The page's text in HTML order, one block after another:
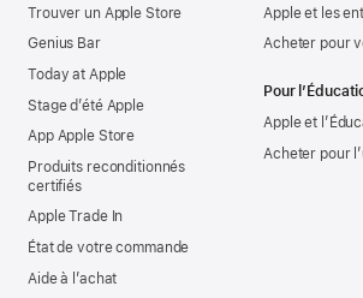
Trouver un Apple Store
Genius Bar
Today at Apple
Stage d’été Apple
App Apple Store
Produits reconditionnés
certifiés
Apple Trade In
État de votre commande
Aide à l’achat
Apple et les
Acheter pour
Pour
Apple et
Acheter pour